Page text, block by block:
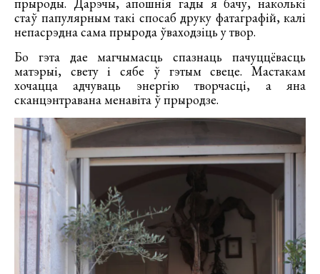
прыроды. Дарэчы, апошнія гады я бачу, наколькі
стаў папулярным такі спосаб друку фатаграфій, калі
непасрэдна сама прырода ўваходзіць у твор.
Бо гэта дае магчымасць спазнаць пачуццёвасць
матэрыі, свету і сябе ў гэтым свеце. Мастакам
хочацца адчуваць энергію творчасці, а яна
сканцэнтравана менавіта ў прыродзе.